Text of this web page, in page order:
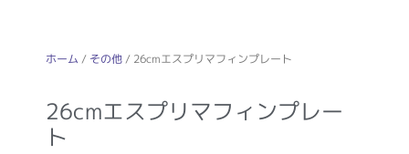
ホーム / その他/ 26cmエスプリマフィンプレート
26cmエスプリマフィンプレー
ト